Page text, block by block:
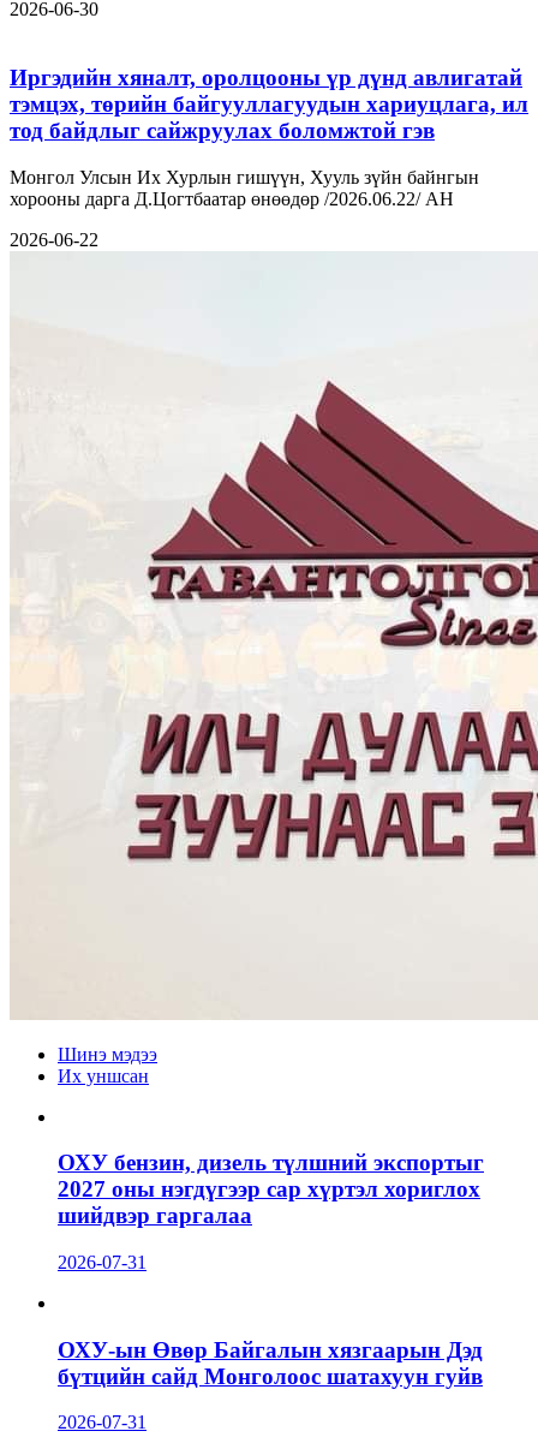
2026-06-30
Иргэдийн хяналт, оролцооны үр дүнд авлигатай
тэмцэх, төрийн байгууллагуудын хариуцлага, ил
тод байдлыг сайжруулах боломжтой гэв
Монгол Улсын Их Хурлын гишүүн, Хууль зүйн байнгын
хорооны дарга Д.Цогтбаатар өнөөдөр /2026.06.22/ АН
2026-06-22
Шинэ мэдээ
Их уншсан
ОХУ бензин, дизель түлшний экспортыг
2027 оны нэгдүгээр сар хүртэл хориглох
шийдвэр гаргалаа
2026-07-31
ОХУ-ын Өвөр Байгалын хязгаарын Дэд
бүтцийн сайд Монголоос шатахуун гуйв
2026-07-31